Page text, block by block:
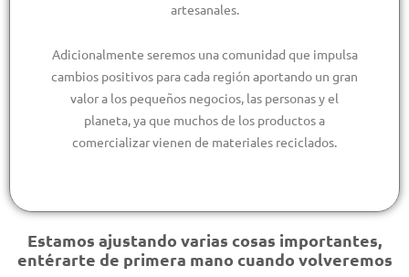
artesanales.
Adicionalmente seremos una comunidad que impulsa
cambios positivos para cada región aportando un gran
valor a los pequeños negocios, las personas y el
planeta, ya que muchos de los productos a
comercializar vienen de materiales reciclados.
Estamos ajustando varias cosas importantes,
entérarte de primera mano cuando volveremos